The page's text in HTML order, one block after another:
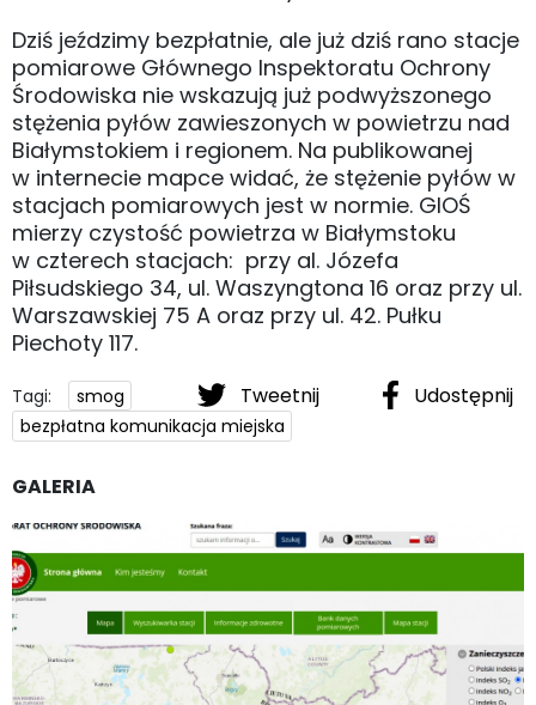
Dziś jeździmy bezpłatnie, ale już dziś rano stacje
pomiarowe Głównego Inspektoratu Ochrony
Środowiska nie wskazują już podwyższonego
stężenia pyłów zawieszonych w powietrzu nad
Białymstokiem i regionem. Na publikowanej
w internecie mapce widać, że stężenie pyłów w
stacjach pomiarowych jest w normie. GIOŚ
mierzy czystość powietrza w Białymstoku
w czterech stacjach: przy al. Józefa
Piłsudskiego 34, ul. Waszyngtona 16 oraz przy ul.
Warszawskiej 75 A oraz przy ul. 42. Pułku
Piechoty 117.
Tweetnij Udostępnij
Tagi:
smog
bezpłatna komunikacja miejska
GALERIA